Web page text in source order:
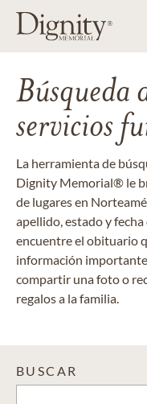
Búsqueda
servicios
La herramienta de
Dignity Memorial® le
de lugares en
apellido, estado y
encuentre el obituario
información
compartir una foto o
regalos a la familia.
BUSCAR